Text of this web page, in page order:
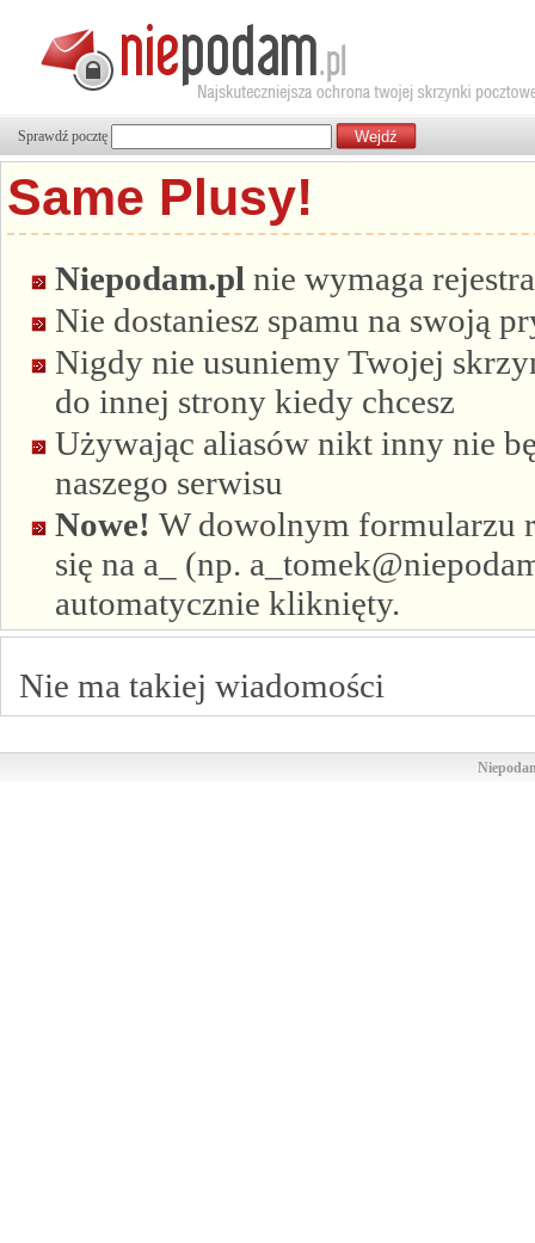
Sprawdź pocztę
Same Plusy!
Niepodam.pl nie wymaga
Nie dostaniesz spamu na swoją
Nigdy nie usuniemy Twojej
do innej strony kiedy chcesz
Używając aliasów nikt inny nie
naszego serwisu
Nowe! W dowolnym formularzu
się na a_ (np.
automatycznie kliknięty.
Nie ma takiej wiadomości